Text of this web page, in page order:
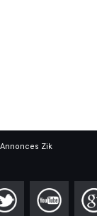
Peavey
PICK PUNCH
Propellerhead
Randall
Annonces Zik